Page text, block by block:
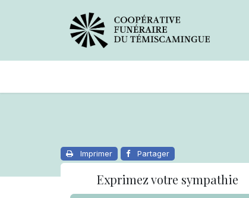
Imprimer Partager
Exprimez votre sympathie